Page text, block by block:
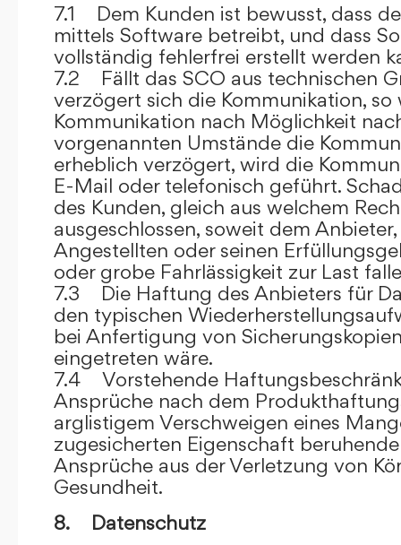
7.1 Dem Kunden ist bewusst, dass
mittels Software betreibt, und dass
vollständig fehlerfrei erstellt werden
7.2 Fällt das SCO aus technischen
verzögert sich die Kommunikation, so
Kommunikation nach Möglichkeit
vorgenannten Umstände die
erheblich verzögert, wird die
E-Mail oder telefonisch geführt.
des Kunden, gleich aus welchem
ausgeschlossen, soweit dem
Angestellten oder seinen
oder grobe Fahrlässigkeit zur Last
7.3 Die Haftung des Anbieters für
den typischen
bei Anfertigung von
eingetreten wäre.
7.4 Vorstehende
Ansprüche nach dem
arglistigem Verschweigen eines
zugesicherten Eigenschaft
Ansprüche aus der Verletzung von
Gesundheit.
8. Datenschutz